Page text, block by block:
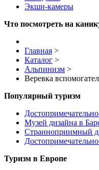
Экшн-камеры
Что посмотреть на
Главная >
Каталог >
Альпинизм >
Веревка
Популярный туризм
Музей дизайна в
Странноприимный
Туризм в Европе